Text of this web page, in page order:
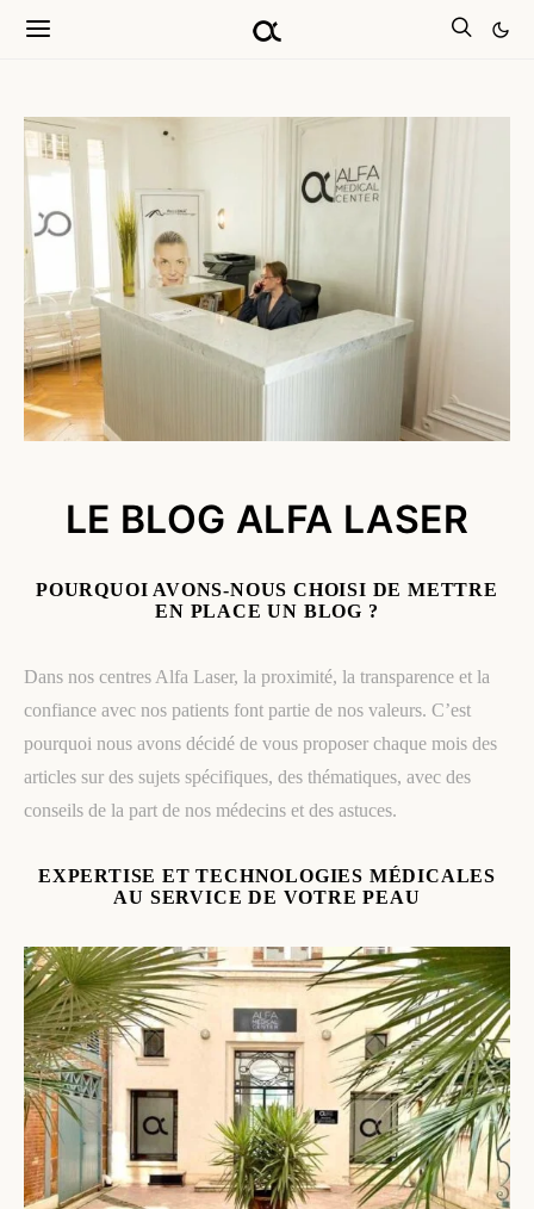
LE BLOG ALFA LASER
POURQUOI AVONS-NOUS CHOISI DE METTRE
EN PLACE UN BLOG ?
Dans nos centres Alfa Laser, la proximité, la transparence et la
confiance avec nos patients font partie de nos valeurs. C’est
pourquoi nous avons décidé de vous proposer chaque mois des
articles sur des sujets spécifiques, des thématiques, avec des
conseils de la part de nos médecins et des astuces.
EXPERTISE ET TECHNOLOGIES MÉDICALES
AU SERVICE DE VOTRE PEAU